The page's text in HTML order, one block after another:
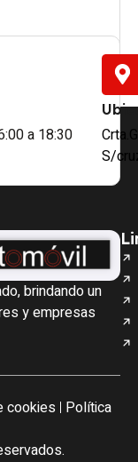
a 18:30
S/
brindando un
y empresas
cookies | Política